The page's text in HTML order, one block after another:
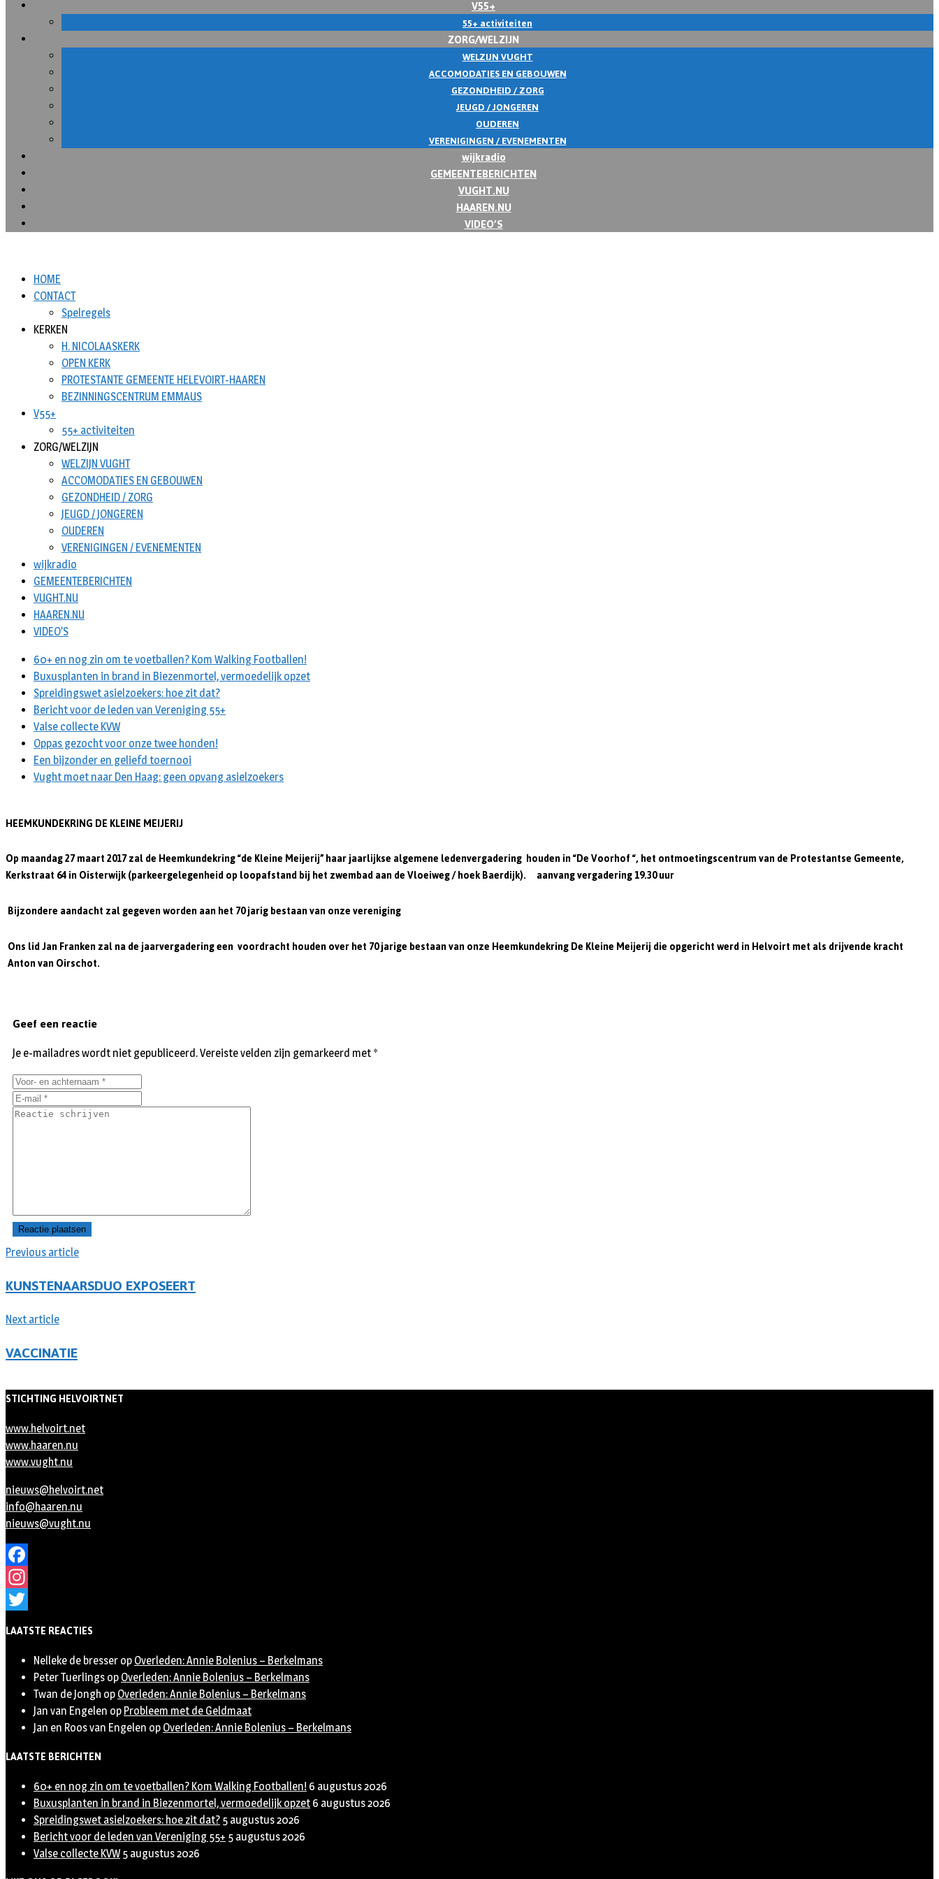
V55+
55+ activiteiten
ZORG/WELZIJN
WELZIJN VUGHT
ACCOMODATIES EN GEBOUWEN
GEZONDHEID / ZORG
JEUGD / JONGEREN
OUDEREN
VERENIGINGEN / EVENEMENTEN
wijkradio
GEMEENTEBERICHTEN
VUGHT.NU
HAAREN.NU
VIDEO’S
HOME
CONTACT
Spelregels
KERKEN
H. NICOLAASKERK
OPEN KERK
PROTESTANTE GEMEENTE HELEVOIRT-HAAREN
BEZINNINGSCENTRUM EMMAUS
V55+
55+ activiteiten
ZORG/WELZIJN
WELZIJN VUGHT
ACCOMODATIES EN GEBOUWEN
GEZONDHEID / ZORG
JEUGD / JONGEREN
OUDEREN
VERENIGINGEN / EVENEMENTEN
wijkradio
GEMEENTEBERICHTEN
VUGHT.NU
HAAREN.NU
VIDEO’S
60+ en nog zin om te voetballen? Kom Walking Footballen!
Buxusplanten in brand in Biezenmortel, vermoedelijk opzet
Spreidingswet asielzoekers: hoe zit dat?
Bericht voor de leden van Vereniging 55+
Valse collecte KVW
Oppas gezocht voor onze twee honden!
Een bijzonder en geliefd toernooi
Vught moet naar Den Haag: geen opvang asielzoekers
HEEMKUNDEKRING DE KLEINE MEIJERIJ
Op maandag 27 maart 2017 zal de Heemkundekring “de Kleine Meijerij” haar jaarlijkse algemene ledenvergadering houden in “De Voorhof “, het ontmoetingscentrum van de Protestantse Gemeente,
Kerkstraat 64 in Oisterwijk (parkeergelegenheid op loopafstand bij het zwembad aan de Vloeiweg / hoek Baerdijk). aanvang vergadering 19.30 uur
Bijzondere aandacht zal gegeven worden aan het 70 jarig bestaan van onze vereniging
Ons lid Jan Franken zal na de jaarvergadering een voordracht houden over het 70 jarige bestaan van onze Heemkundekring De Kleine Meijerij die opgericht werd in Helvoirt met als drijvende kracht
Anton van Oirschot.
Previous article
KUNSTENAARSDUO EXPOSEERT
Next article
VACCINATIE
Geef een reactie
Je e-mailadres wordt niet gepubliceerd.Vereiste velden zijn gemarkeerd met *
STICHTING HELVOIRTNET
www.helvoirt.net
www.haaren.nu
www.vught.nu
nieuws@helvoirt.net
info@haaren.nu
nieuws@vught.nu
Facebook
Instagram
LAATSTE REACTIES
Nelleke de bresser op Overleden: Annie Bolenius – Berkelmans
Peter Tuerlings op Overleden: Annie Bolenius – Berkelmans
Twan de Jongh op Overleden: Annie Bolenius – Berkelmans
Jan van Engelen op Probleem met de Geldmaat
Jan en Roos van Engelen op Overleden: Annie Bolenius – Berkelmans
LAATSTE BERICHTEN
60+ en nog zin om te voetballen? Kom Walking Footballen! 6 augustus 2026
Buxusplanten in brand in Biezenmortel, vermoedelijk opzet 6 augustus 2026
Spreidingswet asielzoekers: hoe zit dat? 5 augustus 2026
Bericht voor de leden van Vereniging 55+ 5 augustus 2026
Valse collecte KVW 5 augustus 2026